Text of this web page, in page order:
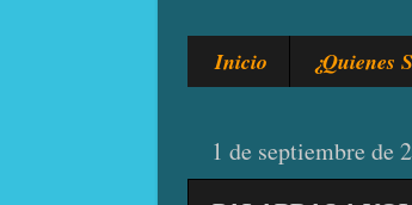
Inicio ¿Quienes
1 de septiembre de